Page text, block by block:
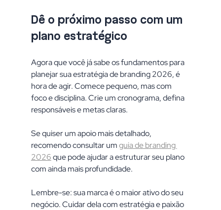
Dê o próximo passo com um
plano estratégico
Agora que você já sabe os fundamentos para
planejar sua estratégia de branding 2026, é
hora de agir. Comece pequeno, mas com
foco e disciplina. Crie um cronograma, defina
responsáveis e metas claras.
Se quiser um apoio mais detalhado,
recomendo consultar um guia de branding
2026 que pode ajudar a estruturar seu plano
com ainda mais profundidade.
Lembre-se: sua marca é o maior ativo do seu
negócio. Cuidar dela com estratégia e paixão